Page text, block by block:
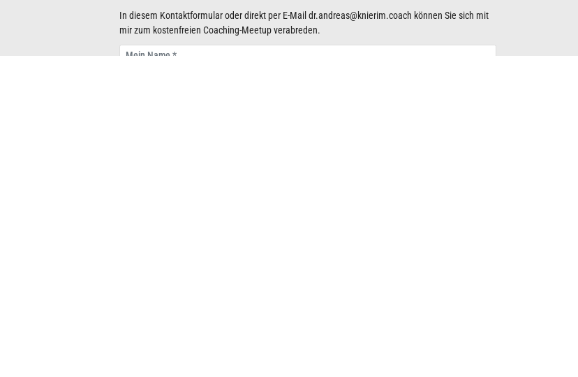
In diesem Kontaktformular oder direkt per E-Mail dr.andreas@knierim.coach können Sie sich mit
mir zum kostenfreien Coaching-Meetup verabreden.